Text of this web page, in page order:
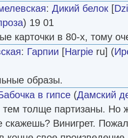
: Дикий белок [
) 19 01
карточки в 80-х, тому
: Гарпии [Harpie ru] (
образы.
в гипсе (Дамский
толще партизаны. Но
скажешь? Винигрет.